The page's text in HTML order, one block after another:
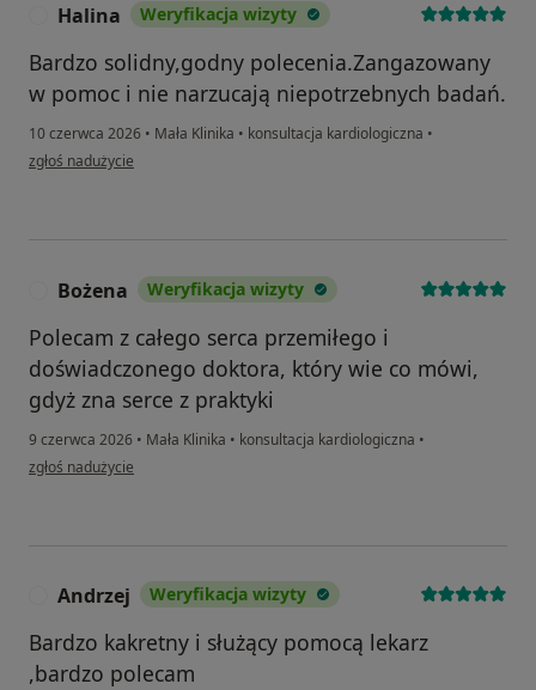
Halina Weryfikacja wizyty
Bardzo solidny,godny polecenia.Zangazowany
w pomoc i nie narzucają niepotrzebnych badań.
10 czerwca 2026 • Mała Klinika • konsultacja kardiologiczna •
w opinii użytkownika Halina
zgłoś nadużycie
Bożena Weryfikacja wizyty
Polecam z całego serca przemiłego i
doświadczonego doktora, który wie co mówi,
gdyż zna serce z praktyki
9 czerwca 2026 • Mała Klinika • konsultacja kardiologiczna •
w opinii użytkownika Bożena
zgłoś nadużycie
Andrzej Weryfikacja wizyty
Bardzo kakretny i służący pomocą lekarz
,bardzo polecam